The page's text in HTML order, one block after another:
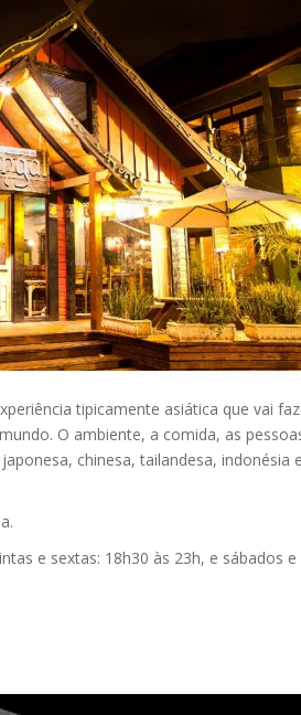
tipicamente asiática que vai
O ambiente, a comida, as
chinesa, tailandesa, indonésia e
e sextas: 18h30 às 23h, e sábados e